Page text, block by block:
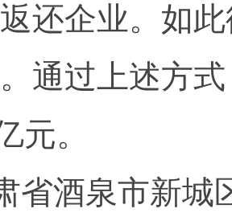
还企业。如
通过上述方
元。
省酒泉市新城